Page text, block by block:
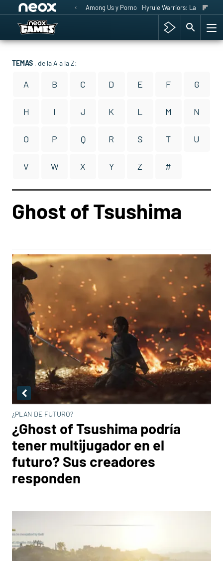
Among Us y Porno Hyrule Warriors: La Era del
TEMAS , de la A a la Z:
A B C D E F G
H I J K L M N
O P Q R S T U
V W X Y Z #
Ghost of Tsushima
¿PLAN DE FUTURO?
¿Ghost of Tsushima podría
tener multijugador en el
futuro? Sus creadores
responden